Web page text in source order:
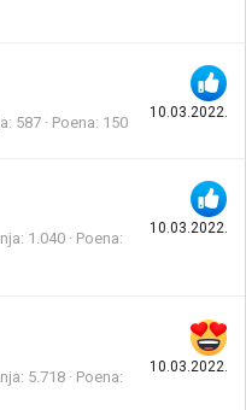
10.03.2022.
587 Poena 150
10.03.2022.
1.040
Poena
10.03.2022.
5.718
Poena